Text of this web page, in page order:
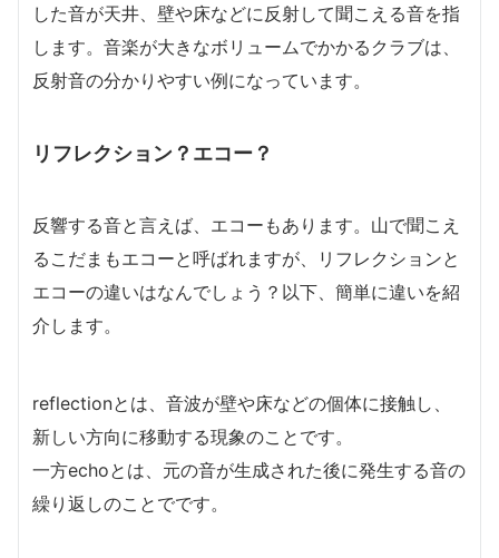
した音が天井、壁や床などに反射して聞こえる音を指
します。音楽が大きなボリュームでかかるクラブは、
反射音の分かりやすい例になっています。
リフレクション？エコー？
反響する音と言えば、エコーもあります。山で聞こえ
るこだまもエコーと呼ばれますが、リフレクションと
エコーの違いはなんでしょう？以下、簡単に違いを紹
介します。
reflectionとは、音波が壁や床などの個体に接触し、
新しい方向に移動する現象のことです。
一方echoとは、元の音が生成された後に発生する音の
繰り返しのことでです。